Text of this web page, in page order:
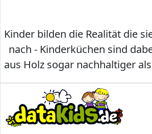
Kinder bilden die Realität die
nach - Kinderküchen sind
aus Holz sogar nachhaltiger